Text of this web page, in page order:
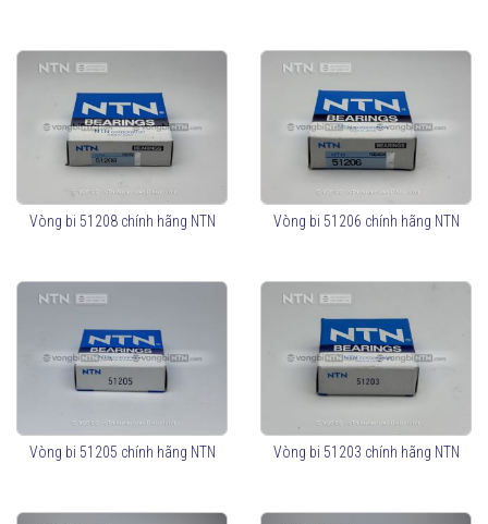
Vòng bi 51208 chính hãng NTN Vòng bi 51206 chính hãng NTN
Vòng bi 51205 chính hãng NTN Vòng bi 51203 chính hãng NTN